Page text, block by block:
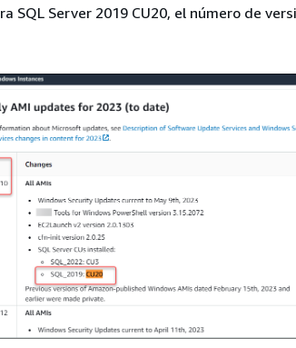
SQL Server 2019 CU20, el número de